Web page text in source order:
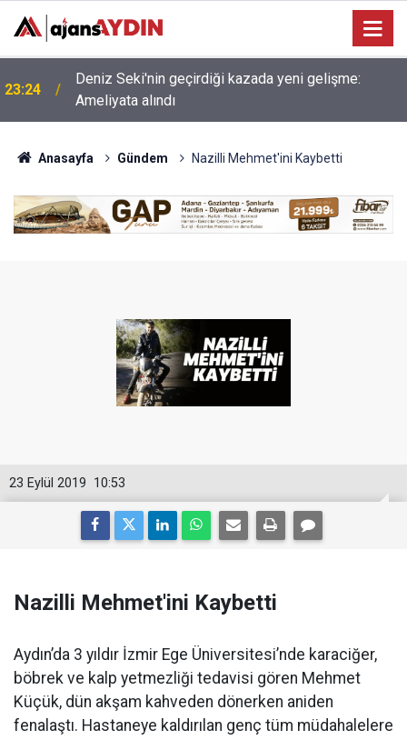
22:30 Aydın’da yangın! Mısırlar alev aldı
Anasayfa Gündem Nazilli Mehmet'ini Kaybetti
10:53
23 Eylül 2019
Nazilli Mehmet'ini Kaybetti
Aydın’da 3 yıldır İzmir Ege Üniversitesi’nde karaciğer,
böbrek ve kalp yetmezliği tedavisi gören Mehmet
Küçük, dün akşam kahveden dönerken aniden
fenalaştı. Hastaneye kaldırılan genç tüm müdahalelere